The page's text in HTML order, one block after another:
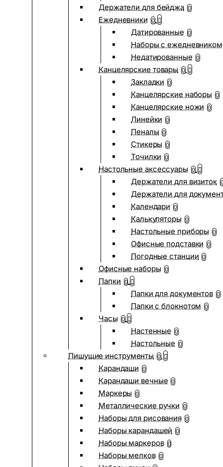
Держатели для бейджа 0
Ежедневники 0
Датированные 0
Наборы с ежедневником
Недатированные 0
Канцелярские товары 0
Закладки 0
Канцелярские наборы 0
Канцелярские ножи 0
Линейки 0
Пеналы 0
Стикеры 0
Точилки 0
Настольные аксессуары 0
Держатели для визиток
Держатели для
Календари 0
Калькуляторы 0
Настольные приборы 0
Офисные подставки 0
Погодные станции 0
Офисные наборы 0
Папки 0
Папки для документов 0
Папки с блокнотом 0
Часы 0
Настенные 0
Настольные 0
Пишущие инструменты 0
Карандаши 0
Карандаши вечные 0
Маркеры 0
Металлические ручки 0
Наборы для рисования 0
Наборы карандашей 0
Наборы маркеров 0
Наборы мелков 0